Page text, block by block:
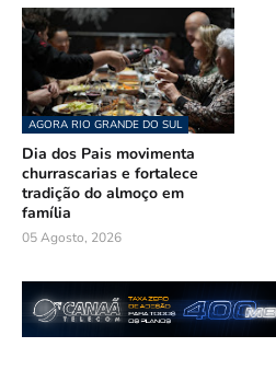
AGORA RIO GRANDE DO SUL
Dia dos Pais movimenta
churrascarias e fortalece
tradição do almoço em
família
05 Agosto, 2026